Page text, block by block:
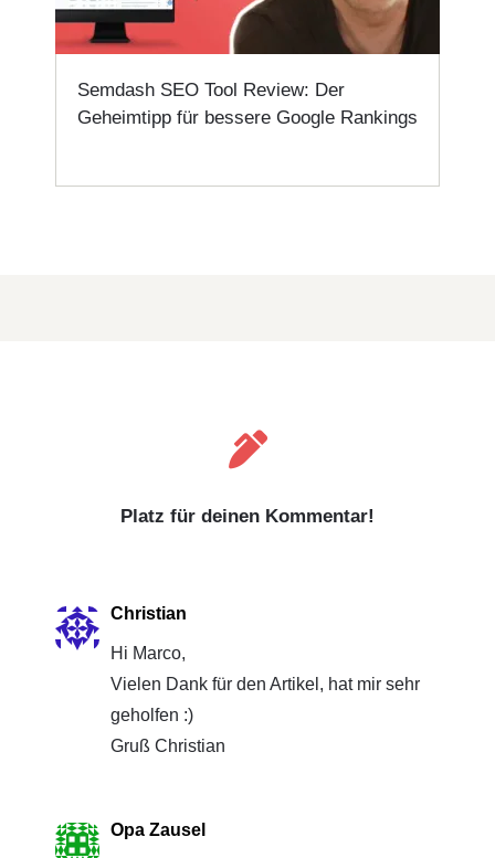
Semdash SEO Tool Review: Der
Geheimtipp für bessere Google Rankings

Platz für deinen Kommentar!
Christian
Hi Marco,
Vielen Dank für den Artikel, hat mir sehr
geholfen :)
Gruß Christian
Opa Zausel